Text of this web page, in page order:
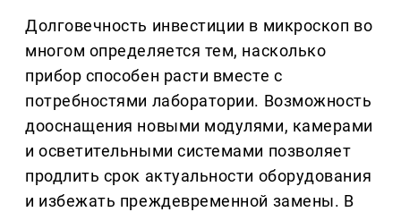
Долговечность инвестиции в микроскоп во
многом определяется тем, насколько
прибор способен расти вместе с
потребностями лаборатории. Возможность
дооснащения новыми модулями, камерами
и осветительными системами позволяет
продлить срок актуальности оборудования
и избежать преждевременной замены. В